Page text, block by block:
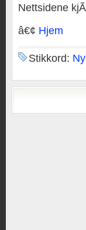
Nettsidene
â€¢ Hjem
Stikkord: